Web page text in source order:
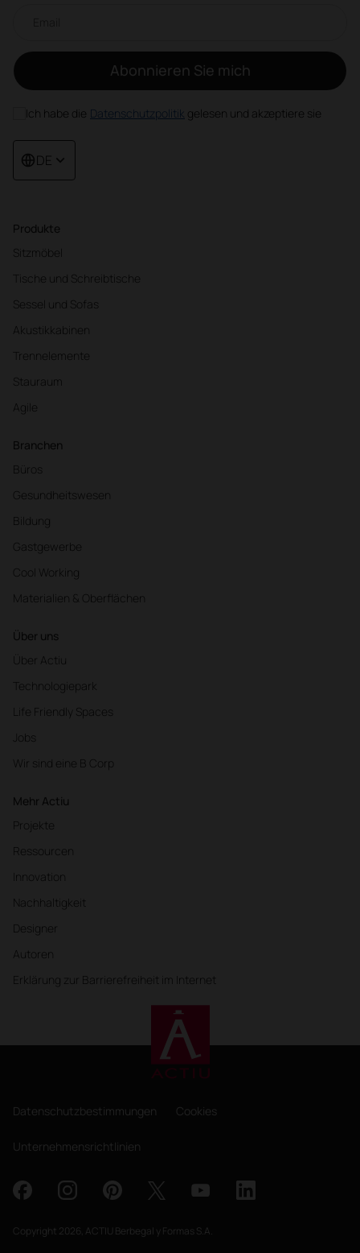
Produkte
Sitzmöbel
Tische und Schreibtische
Sessel und Sofas
Akustikkabinen
Trennelemente
Stauraum
Agile
Branchen
Büros
Gesundheitswesen
Bildung
Gastgewerbe
Cool Working
Materialien & Oberflächen
Über uns
Über Actiu
Technologiepark
Life Friendly Spaces
Jobs
Wir sind eine B Corp
Mehr Actiu
Projekte
Ressourcen
Innovation
Nachhaltigkeit
Designer
Autoren
Erklärung zur Barrierefreiheit im Internet
Abonnieren Sie mich
Ich habe die Datenschutzpolitik gelesen und akzeptiere sie
DE
Datenschutzbestimmungen Cookies
Unternehmensrichtlinien
Copyright 2026, ACTIU Berbegal y Formas S.A.